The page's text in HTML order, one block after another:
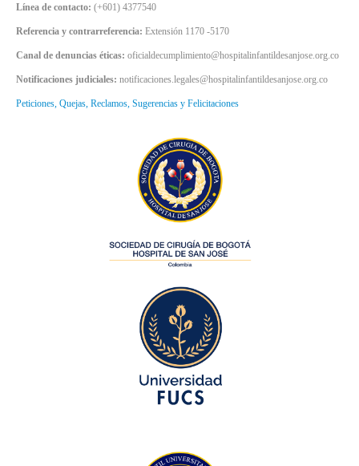
Línea de contacto: (+601) 4377540
Referencia y contrarreferencia: Extensión 1170 -5170
Canal de denuncias éticas: oficialdecumplimiento@hospitalinfantildesanjose.org.co
Notificaciones judiciales: notificaciones.legales@hospitalinfantildesanjose.org.co
Peticiones, Quejas, Reclamos, Sugerencias y Felicitaciones